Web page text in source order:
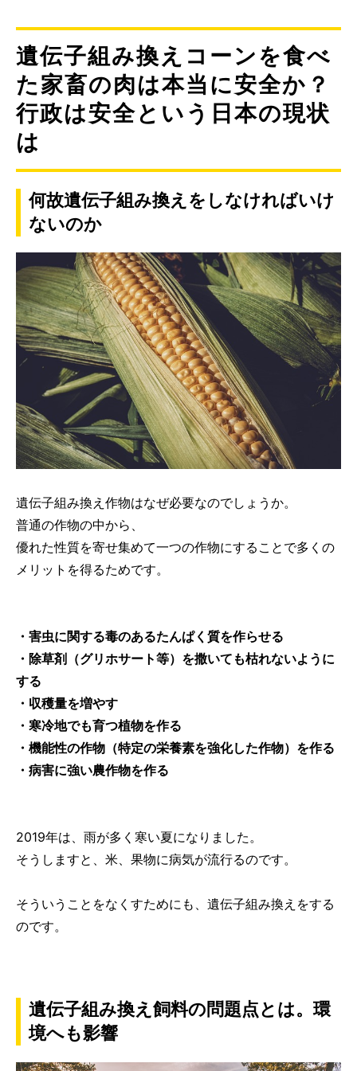
遺伝子組み換えコーンを食べ
た家畜の肉は本当に安全か？
行政は安全という日本の現状
は
何故遺伝子組み換えをしなければいけ
ないのか
遺伝子組み換え作物はなぜ必要なのでしょうか。
普通の作物の中から、
優れた性質を寄せ集めて一つの作物にすることで多くの
メリットを得るためです。
・害虫に関する毒のあるたんぱく質を作らせる
・除草剤（グリホサート等）を撒いても枯れないように
する
・収穫量を増やす
・寒冷地でも育つ植物を作る
・機能性の作物（特定の栄養素を強化した作物）を作る
・病害に強い農作物を作る
2019年は、雨が多く寒い夏になりました。
そうしますと、米、果物に病気が流行るのです。
そういうことをなくすためにも、遺伝子組み換えをする
のです。
遺伝子組み換え飼料の問題点とは。環
境へも影響